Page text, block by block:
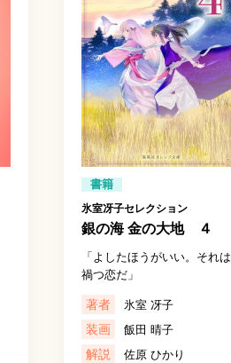
書籍
氷室冴子セレクション
銀の海 金の大地 ４
「よしたほうがいい。それは
禍つ恋だ」
著者 氷室 冴子
装画 飯田 晴子
解説 佐原 ひかり